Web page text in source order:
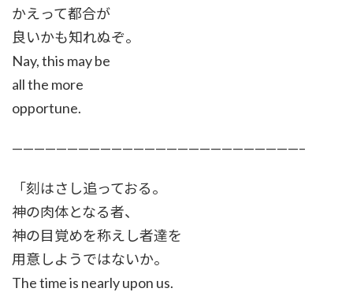
かえって都合が
良いかも知れぬぞ。
Nay, this may be
all the more
opportune.
——————————————————————————–
「刻はさし追っておる。
神の肉体となる者、
神の目覚めを称えし者達を
用意しようではないか。
The time is nearly upon us.